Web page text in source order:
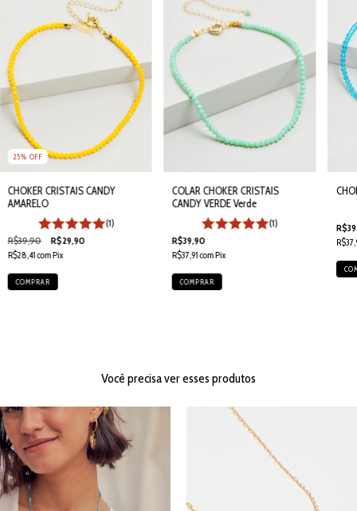
25% OFF
CHOKER CRISTAIS CANDY
AMARELO
(1)
R$39,90
R$29,90
R$28,41comPix
COLAR CHOKER CRISTAIS
CANDY VERDE Verde
(1)
R$39,90
R$37,91comPix
Você precisa ver esses produtos